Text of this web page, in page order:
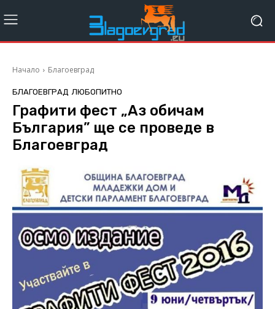
Начало Благоевград
БЛАГОЕВГРАД ЛЮБОПИТНО
Графити фест „Аз обичам
България” ще се проведе в
Благоевград